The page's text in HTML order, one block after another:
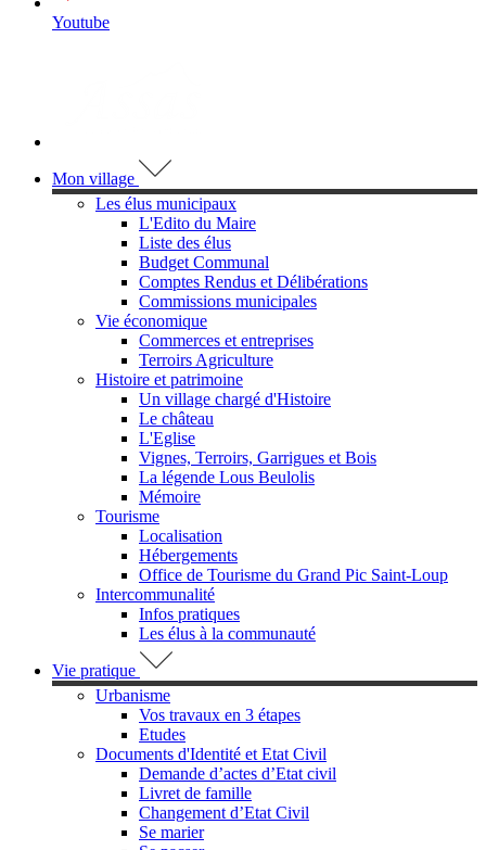
Youtube
Mon village
Les élus municipaux
L'Edito du Maire
Liste des élus
Budget Communal
Comptes Rendus et Délibérations
Commissions municipales
Vie économique
Commerces et entreprises
Terroirs Agriculture
Histoire et patrimoine
Un village chargé d'Histoire
Le château
L'Eglise
Vignes, Terroirs, Garrigues et Bois
La légende Lous Beulolis
Mémoire
Tourisme
Localisation
Hébergements
Office de Tourisme du Grand Pic Saint-Loup
Intercommunalité
Infos pratiques
Les élus à la communauté
Vie pratique
Urbanisme
Vos travaux en 3 étapes
Etudes
Documents d'Identité et Etat Civil
Demande d’actes d’Etat civil
Livret de famille
Changement d’Etat Civil
Se marier